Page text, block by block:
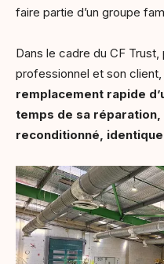
faire partie d’un groupe
Dans le cadre du CF
professionnel et son
remplacement rapide
temps de sa
reconditionné,